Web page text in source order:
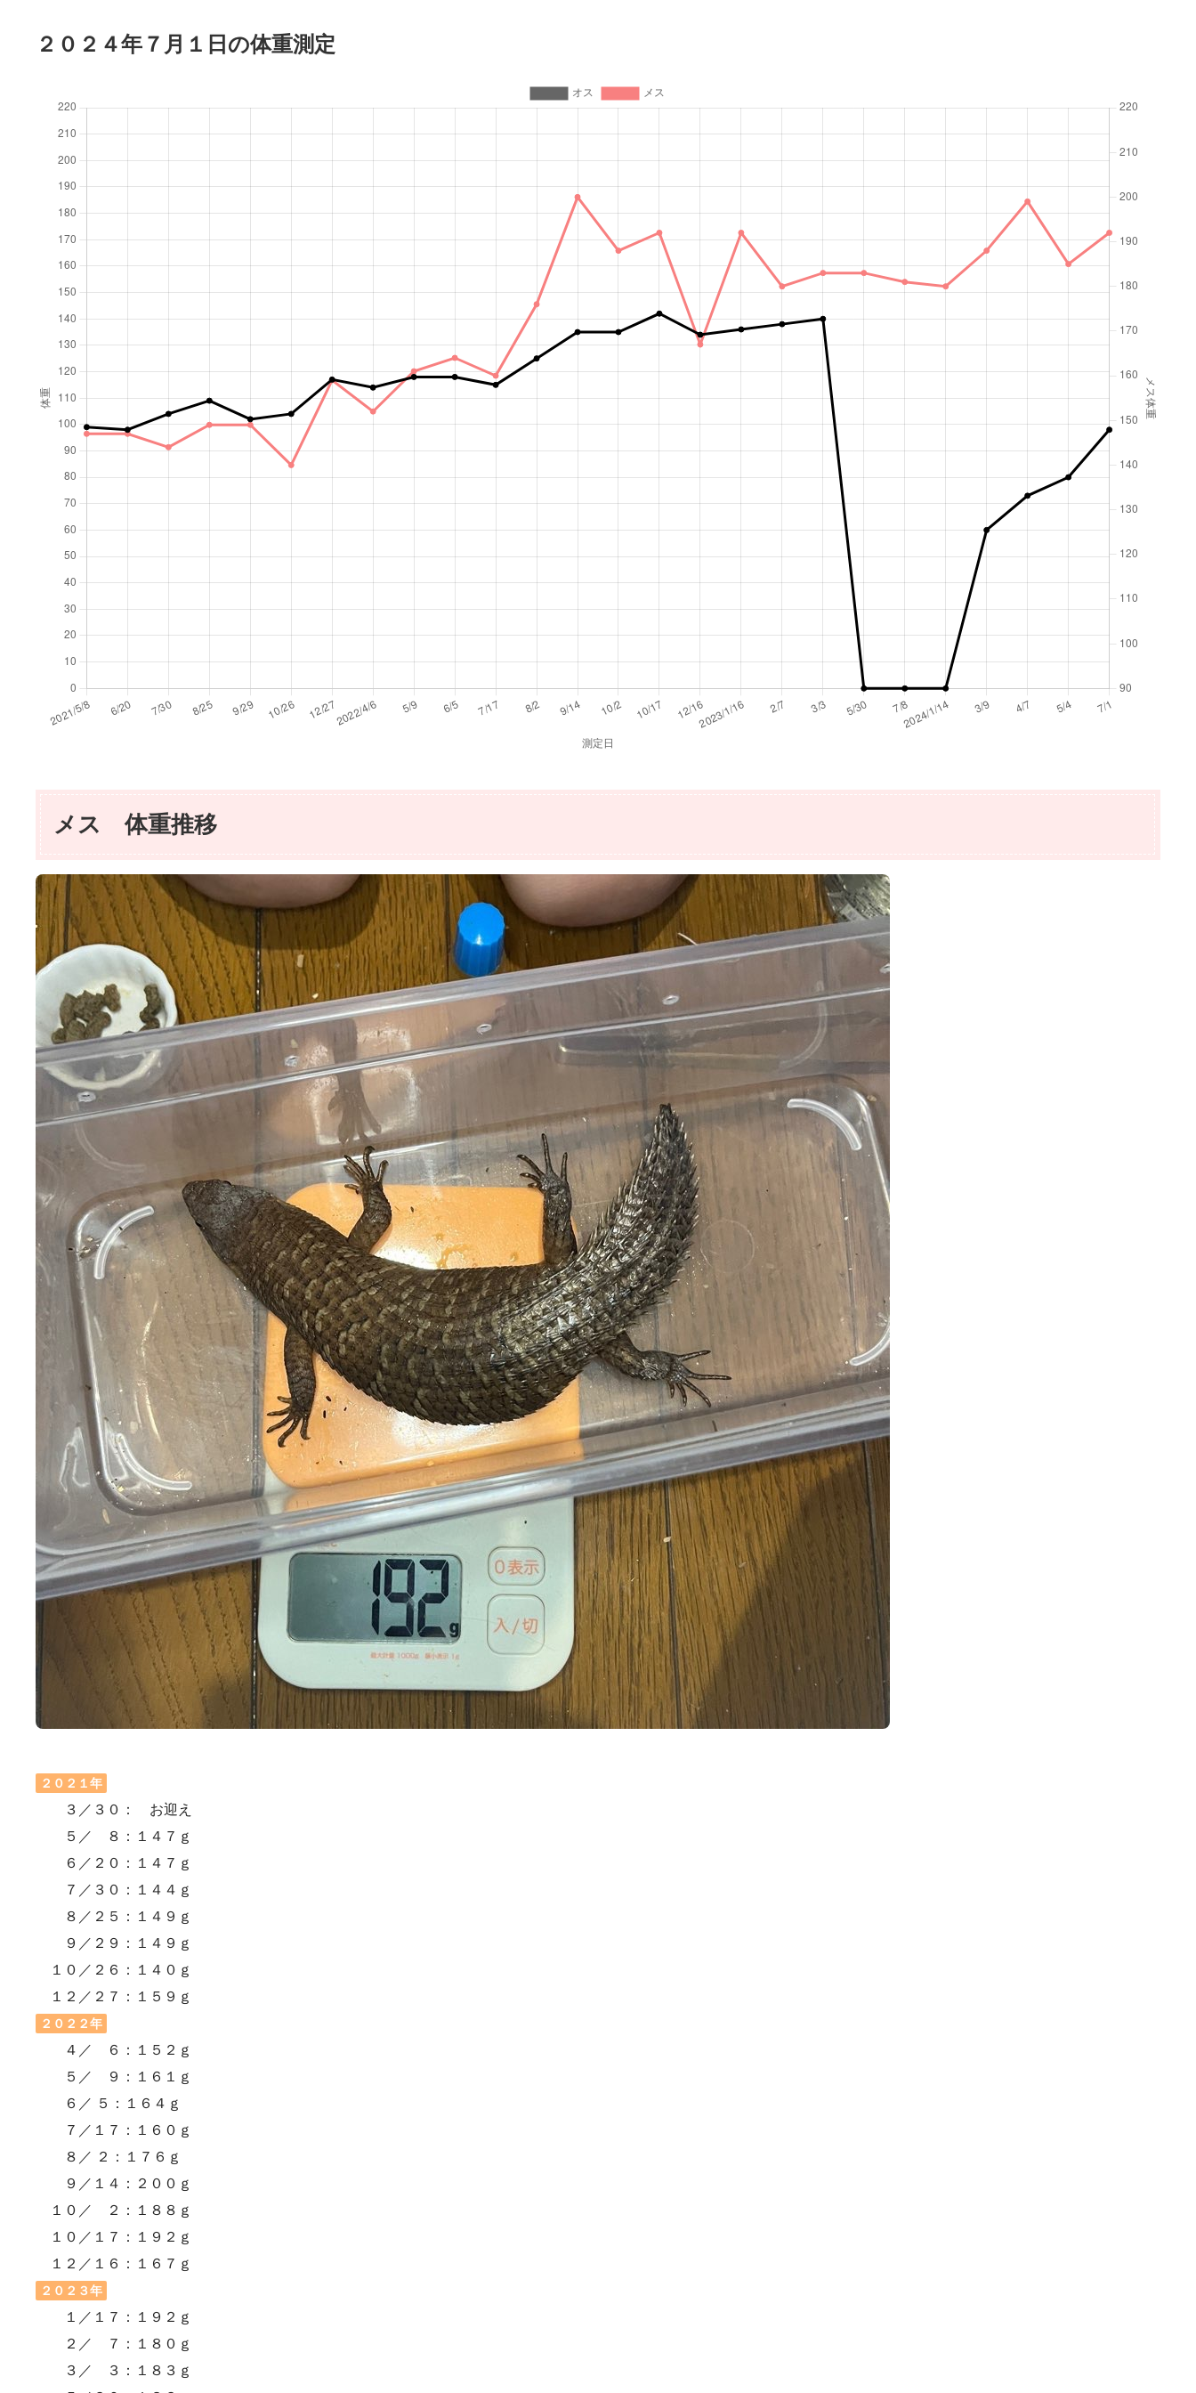
２０２４年７月１日の体重測定
メス 体重推移
２０２１年
３／３０： お迎え
５／ ８：１４７ｇ
６／２０：１４７ｇ
７／３０：１４４ｇ
８／２５：１４９ｇ
９／２９：１４９ｇ
１０／２６：１４０ｇ
１２／２７：１５９ｇ
２０２２年
４／ ６：１５２ｇ
５／ ９：１６１ｇ
６／ ５：１６４ｇ
７／１７：１６０ｇ
８／ ２：１７６ｇ
９／１４：２００ｇ
１０／ ２：１８８ｇ
１０／１７：１９２ｇ
１２／１６：１６７ｇ
２０２３年
１／１７：１９２ｇ
２／ ７：１８０ｇ
３／ ３：１８３ｇ